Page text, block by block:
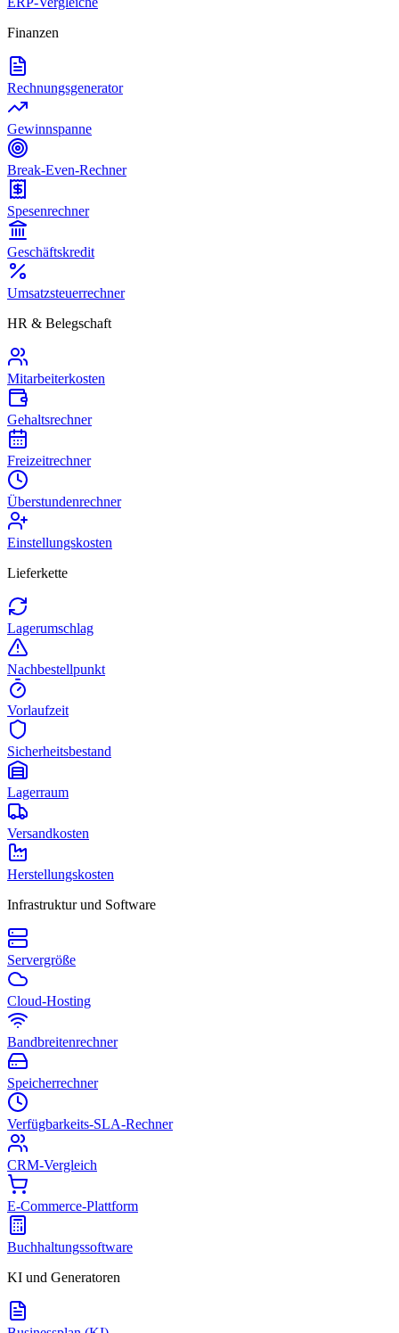
Finanzen
Rechnungsgenerator
Gewinnspanne
Break-Even-Rechner
Spesenrechner
Geschäftskredit
Umsatzsteuerrechner
HR & Belegschaft
Mitarbeiterkosten
Gehaltsrechner
Freizeitrechner
Überstundenrechner
Einstellungskosten
Lieferkette
Lagerumschlag
Nachbestellpunkt
Vorlaufzeit
Sicherheitsbestand
Lagerraum
Versandkosten
Herstellungskosten
Infrastruktur und Software
Servergröße
Cloud-Hosting
Bandbreitenrechner
Speicherrechner
Verfügbarkeits-SLA-Rechner
CRM-Vergleich
E-Commerce-Plattform
Buchhaltungssoftware
KI und Generatoren